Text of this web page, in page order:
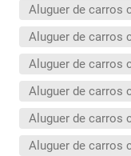
Aluguer de carros
Aluguer de carros
Aluguer de carros
Aluguer de carros
Aluguer de carros
Aluguer de carros